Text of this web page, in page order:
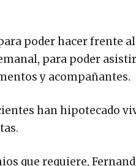
poder hacer frente
para poder
y acompañantes.
han hipotecado
que requiere,